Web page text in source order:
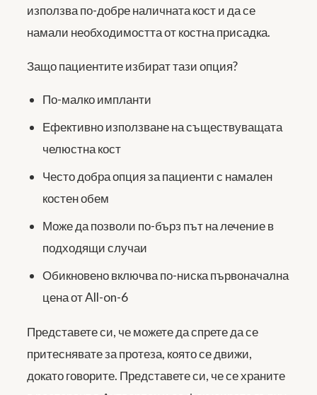
използва по-добре наличната кост и да се
намали необходимостта от костна присадка.
Защо пациентите избират тази опция?
По-малко импланти
Ефективно използване на съществуващата
челюстна кост
Често добра опция за пациенти с намален
костен обем
Може да позволи по-бърз път на лечение в
подходящи случаи
Обикновено включва по-ниска първоначална
цена от All-on-6
Представете си, че можете да спрете да се
притеснявате за протеза, която се движи,
докато говорите. Представете си, че се храните